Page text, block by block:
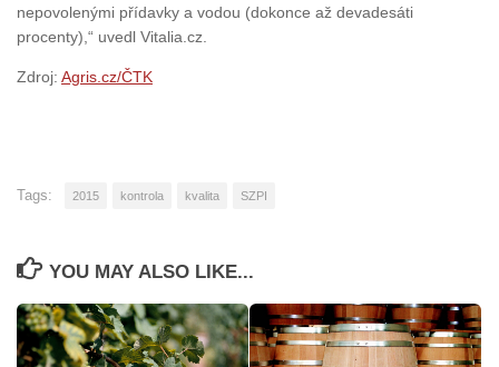
nepovolenými přídavky a vodou (dokonce až devadesáti
procenty),“ uvedl Vitalia.cz.
Zdroj: Agris.cz/ČTK
Tags: 2015 kontrola kvalita SZPI
YOU MAY ALSO LIKE...